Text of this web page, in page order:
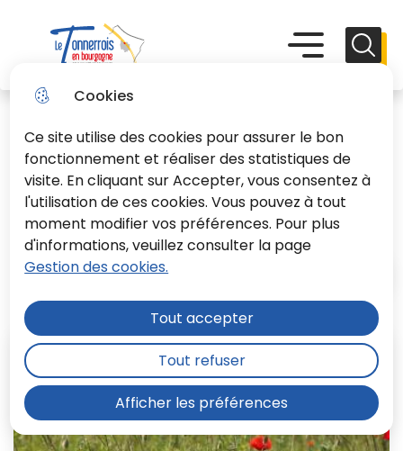
Cookies
Ce site utilise des cookies pour assurer le bon
fonctionnement et réaliser des statistiques de
visite. En cliquant sur Accepter, vous consentez à
l'utilisation de ces cookies. Vous pouvez à tout
moment modifier vos préférences. Pour plus
d'informations, veuillez consulter la page
Gestion des cookies.
Afficher les préférences
Tout accepter
Tout refuser
au
menu
Aller à la
recherche
principal
le plan du
Menu principal Menu
LA CCLTB